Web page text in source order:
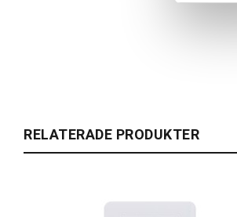
RELATERADE PRODUKTER